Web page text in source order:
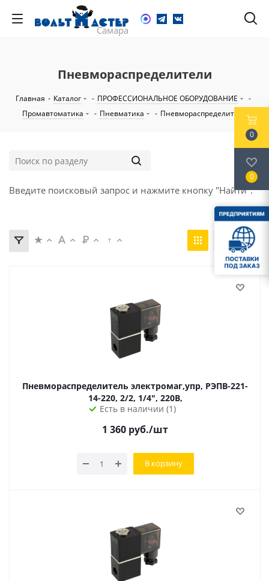
Пневмораспределители
Главная - Каталог - ПРОФЕССИОНАЛЬНОЕ ОБОРУДОВАНИЕ
-
Промавтоматика
- Пневматика - Пневмораспределители
Введите поисковый запрос и нажмите кнопку "Найти".
Пневмораспределитель электромаг,упр, РЭПВ-221-
14-220, 2/2, 1/4", 220В,
Есть в наличии (1)
1 360 руб./шт
В корзину
0
0